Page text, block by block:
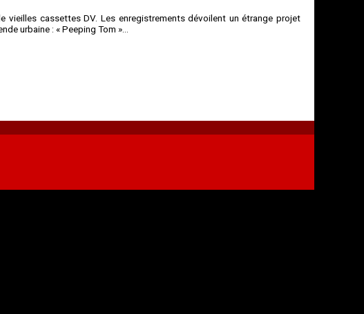
vieilles cassettes DV. Les enregistrements dévoilent un étrange projet
urbaine : « Peeping Tom »...